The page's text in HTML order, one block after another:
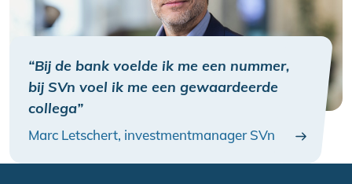
“Bij de bank voelde ik me een nummer,
bij SVn voel ik me een gewaardeerde
collega”
Marc Letschert, investmentmanager SVn